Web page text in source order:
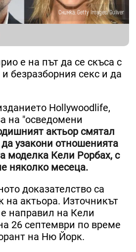
Снимка: Getty Images/Guliver
е на път да се скъса с
безразборния секс и да
Hollywoodlife,
на "осведомени
актьор смятал
узакони отношенията
моделка Кели Рорбах, с
няколко месеца.
доказателство са
на актьора. Източникът
направил на Кели
26 септември по време
на Ню Йорк.